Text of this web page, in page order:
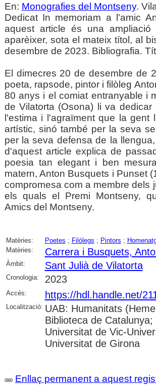
En: Monografies del Montseny.
Dedicat In memoriam a l'amic
aquest article és una
aparèixer, sota el mateix títol, al
desembre de 2023. Bibliografia.
El dimecres 20 de desembre de
poeta, rapsode, pintor i filòleg
80 anys i el comiat entranyable i
de Vilatorta (Osona) li va
l'estima i l'agraïment que la gent
artístic, sinó també per la seva
per la seva defensa de la
d'aquest article explica de
poesia tan elegant i ben
matern, Anton Busquets i Punset
compromesa com a membre dels
els quals el Premi Montseny,
Amics del Montseny.
Matèries: Poetes ; Filòlegs ; Pintors ;
Matèries:
Carrera i Busquets,
Àmbit: Sant Julià de Vilatorta
Cronologia: 2023
Accés: https://hdl.handle.net/
Localització: UAB: Humanitats
Biblioteca de
Universitat de Vic-
Universitat de Girona
Enllaç permanent a aquest